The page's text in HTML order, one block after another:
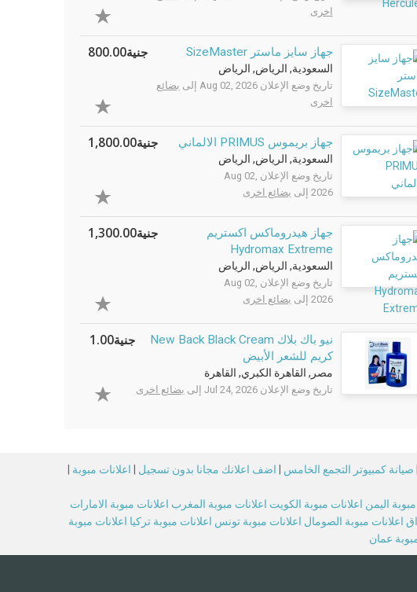
اخرى
جهاز سايز ماستر SizeMaster
السعودية, الرياض, الرياض
تاريخ وضع الإعلان Aug 02, 2026 إلى
بضائع
اخرى
جنية800.00
جهاز بريموس PRIMUS الالماني
السعودية, الرياض, الرياض
تاريخ وضع الإعلان Aug 02,
2026 إلى
بضائع اخرى
جنية1,800.00
جهاز هيدروماكس اكستريم
Hydromax Extreme
السعودية, الرياض, الرياض
تاريخ وضع الإعلان Aug 02,
2026 إلى
بضائع اخرى
جنية1,300.00
نيو باك بلاك New Back Black Cream
كريم للشعر الأبيض
مصر, القاهرة الكبري, القاهرة
تاريخ وضع الإعلان Jul 24, 2026 إلى بضائع اخرى
جنية1.00
صيانة كمبيوتر التجمع الخامس اضف اعلانك مجانا بدون تسجيل اعلانات مبوبة
اليمن اعلانات مبوبة الكويت اعلانات مبوبة المغرب اعلانات مبوبة الامارات
اعلانات مبوبة الصومال اعلانات مبوبة تونس اعلانات مبوبة تركيا اعلانات مبوبة
عمان